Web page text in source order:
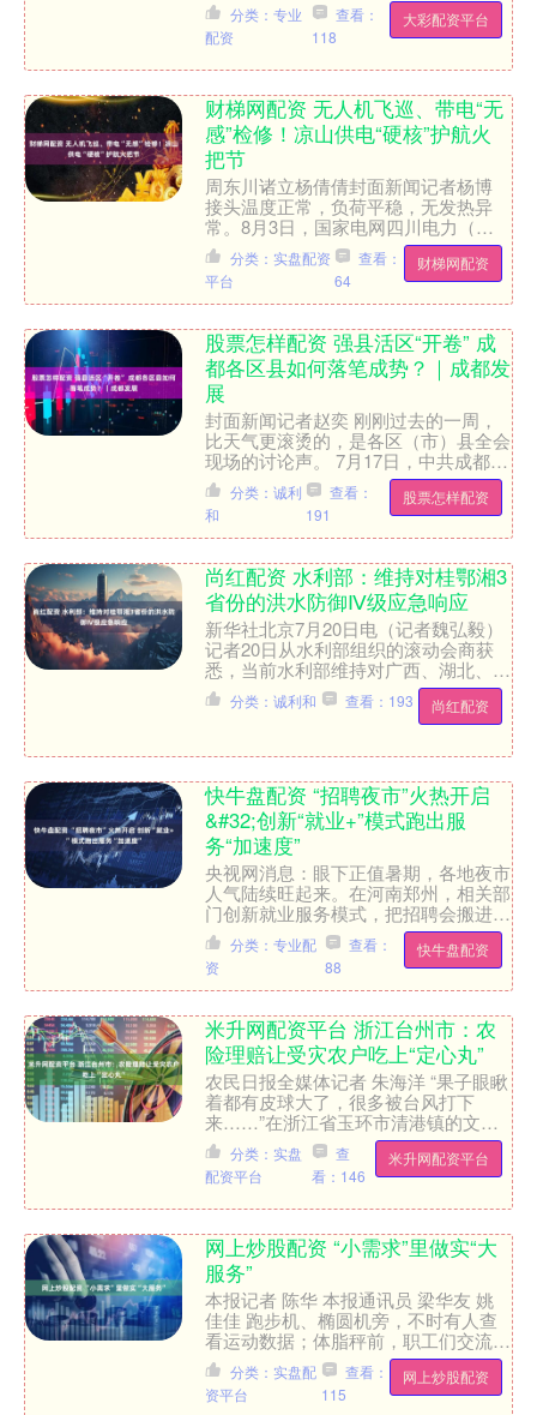
行中。其中，有....
大彩配资平台
分类：专业
配资
查看：
118
财梯网配资 无人机飞巡、带电“无
感”检修！凉山供电“硬核”护航火
把节
周东川诸立杨倩倩封面新闻记者杨博
接头温度正常，负荷平稳，无发热异
常。8月3日，国家电网四川电力（凉
山德昌）共产党员服务队队员在德昌县
德州街道开展特殊巡视，手持....
财梯网配资
分类：实盘配资
平台
查看：
64
股票怎样配资 强县活区“开卷” 成
都各区县如何落笔成势？｜成都发
展
封面新闻记者赵奕 刚刚过去的一周，
比天气更滚烫的，是各区（市）县全会
现场的讨论声。 7月17日，中共成都市
委十四届九次全会刚给出“强县活区”这
个命题作文，各区（....
股票怎样配资
分类：诚利
和
查看：
191
尚红配资 水利部：维持对桂鄂湘3
省份的洪水防御Ⅳ级应急响应
新华社北京7月20日电（记者魏弘毅）
记者20日从水利部组织的滚动会商获
悉，当前水利部维持对广西、湖北、湖
南3省份的洪水防御Ⅳ级应急响应。 看
当前雨情，7月19日....
尚红配资
分类：诚利和 查看：193
快牛盘配资 “招聘夜市”火热开启
&#32;创新“就业+”模式跑出服
务“加速度”
央视网消息：眼下正值暑期，各地夜市
人气陆续旺起来。在河南郑州，相关部
门创新就业服务模式，把招聘会搬进了
热闹的夜市，众多企业现场摆摊、招贤
纳士，吸引了不少求职者，....快牛盘配资
分类：专业配
资
查看：
88
米升网配资平台 浙江台州市：农
险理赔让受灾农户吃上“定心丸”
农民日报全媒体记者 朱海洋 “果子眼瞅
着都有皮球大了，很多被台风打下
来……”在浙江省玉环市清港镇的文旦
种植园内，农户邵海环抱着文旦果，一
脸沮丧。此时，农行台州玉....米升网配资平台
分类：实盘
配资平台
查
看：146
网上炒股配资 “小需求”里做实“大
服务”
本报记者 陈华 本报通讯员 梁华友 姚
佳佳 跑步机、椭圆机旁，不时有人查
看运动数据；体脂秤前，职工们交流着
减重心得……自6月以来，每天晚上7
点，安徽省合肥市新站....网上炒股配资
分类：实盘配
资平台
查看：
115